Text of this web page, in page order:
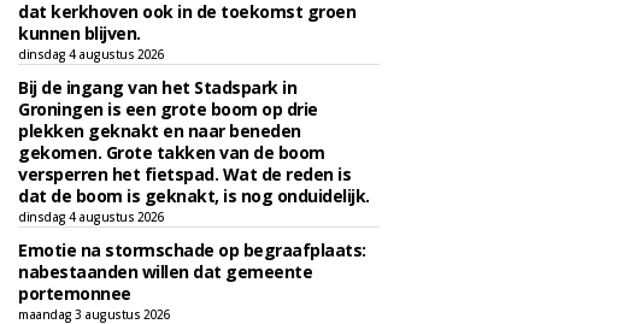
dat kerkhoven ook in de toekomst groen
kunnen blijven.
dinsdag 4 augustus 2026
Bij de ingang van het Stadspark in
Groningen is een grote boom op drie
plekken geknakt en naar beneden
gekomen. Grote takken van de boom
versperren het fietspad. Wat de reden is
dat de boom is geknakt, is nog onduidelijk.
dinsdag 4 augustus 2026
Emotie na stormschade op begraafplaats:
nabestaanden willen dat gemeente
portemonnee
maandag 3 augustus 2026